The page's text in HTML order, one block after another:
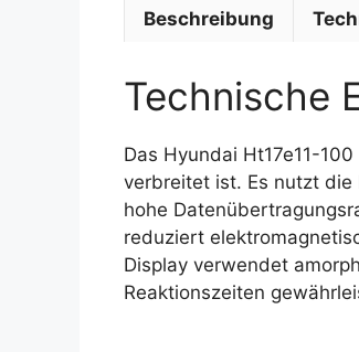
Beschreibung
Technische
Das Hyundai Ht17e11-
verbreitet ist. Es nutzt die
hohe
reduziert
Display verwendet
Reaktionszeiten